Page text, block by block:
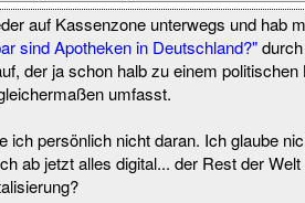
auf Kassenzone unterwegs und hab
sind Apotheken in Deutschland?"
der ja schon halb zu einem
umfasst.
ich persönlich nicht daran. Ich glaube
ab jetzt alles digital... der Rest der